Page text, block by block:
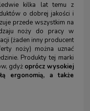
kilka lat temu z
o dobrej jakości i
przede wszystkim na
noży do pracy w
(żaden inny producent
noży) można uznać
Produkty tej marki
gdyż oprócz wysokiej
ergonomią, a także